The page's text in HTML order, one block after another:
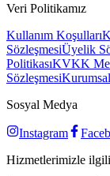
Veri Politikamız
Kullanım Koşulları
SözleşmesiÜyelik
PolitikasıKVKK
Sözleşmesi
Sosyal Medya
Instagram
Hizmetlerimizle ilgili